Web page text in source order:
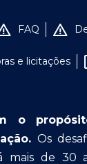
FAQ
e licitações
o
Os
mais de 30